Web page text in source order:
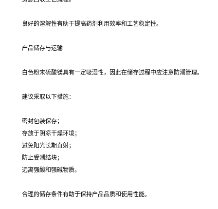
良好的溶解性有助于提高药剂利用效率和工艺稳定性。
产品储存与运输
白色粉末硫酸镁具有一定吸湿性，因此在储存过程中应注意防潮管理。
建议采取以下措施：
密封包装保存；
存放于阴凉干燥环境；
避免阳光长期直射；
防止受潮结块；
远离强酸和强碱物质。
合理的储存条件有助于保持产品品质和使用性能。